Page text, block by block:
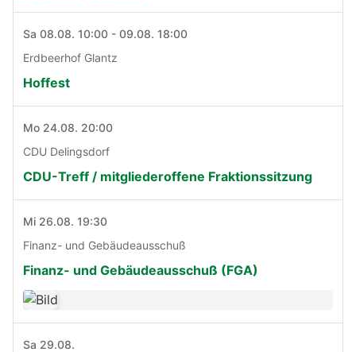
Sa 08.08. 10:00 - 09.08. 18:00
Erdbeerhof Glantz
Hoffest
Mo 24.08. 20:00
CDU Delingsdorf
CDU-Treff / mitgliederoffene Fraktionssitzung
Mi 26.08. 19:30
Finanz- und Gebäudeausschuß
Finanz- und Gebäudeausschuß (FGA)
Sa 29.08.